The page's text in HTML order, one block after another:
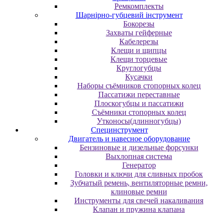
Ремкомплекты
Шарнірно-губцевий інструмент
Бокорезы
Захваты гейферные
Кабелерезы
Клещи и щипцы
Клещи торцевые
Круглогубцы
Кусачки
Наборы съёмников стопорных колец
Пассатижи переставные
Плоскогубцы и пассатижи
Съёмники стопорных колец
Утконосы(длинногубцы)
Специнструмент
Двигатель и навесное оборудование
Бензиновые и дизельные форсунки
Выхлопная система
Генератор
Головки и ключи для сливных пробок
Зубчатый ремень, вентиляторные ремни,
клиновые ремни
Инструменты для свечей накаливания
Клапан и пружина клапана